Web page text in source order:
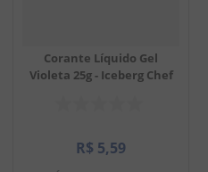
Corante Líquido Gel
Violeta 25g - Iceberg Chef
R$ 5,59